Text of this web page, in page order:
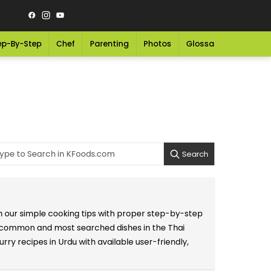
By-Step Chef Parenting Photos Glossary
Search
our simple cooking tips with proper step-by-step
and most searched dishes in the Thai
recipes in Urdu with available user-friendly,